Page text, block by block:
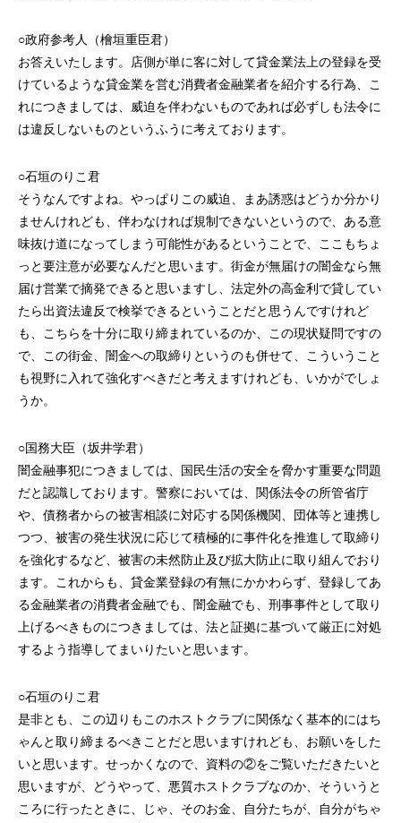
○政府参考人（檜垣重臣君）
お答えいたします。店側が単に客に対して貸金業法上の登録を受
けているような貸金業を営む消費者金融業者を紹介する行為、こ
れにつきましては、威迫を伴わないものであれば必ずしも法令に
は違反しないものというふうに考えております。
○石垣のりこ君
そうなんですよね。やっぱりこの威迫、まあ誘惑はどうか分かり
ませんけれども、伴わなければ規制できないというので、ある意
味抜け道になってしまう可能性があるということで、ここもちょ
っと要注意が必要なんだと思います。街金が無届けの闇金なら無
届け営業で摘発できると思いますし、法定外の高金利で貸してい
たら出資法違反で検挙できるということだと思うんですけれど
も、こちらを十分に取り締まれているのか、この現状疑問ですの
で、この街金、闇金への取締りというのも併せて、こういうこと
も視野に入れて強化すべきだと考えますけれども、いかがでしょ
うか。
○国務大臣（坂井学君）
闇金融事犯につきましては、国民生活の安全を脅かす重要な問題
だと認識しております。警察においては、関係法令の所管省庁
や、債務者からの被害相談に対応する関係機関、団体等と連携し
つつ、被害の発生状況に応じて積極的に事件化を推進して取締り
を強化するなど、被害の未然防止及び拡大防止に取り組んでおり
ます。これからも、貸金業登録の有無にかかわらず、登録してあ
る金融業者の消費者金融でも、闇金融でも、刑事事件として取り
上げるべきものにつきましては、法と証拠に基づいて厳正に対処
するよう指導してまいりたいと思います。
○石垣のりこ君
是非とも、この辺りもこのホストクラブに関係なく基本的にはち
ゃんと取り締まるべきことだと思いますけれども、お願いをした
いと思います。せっかくなので、資料の②をご覧いただきたいと
思いますが、どうやって、悪質ホストクラブなのか、そういうと
ころに行ったときに、じゃ、そのお金、自分たちが、自分がちゃ